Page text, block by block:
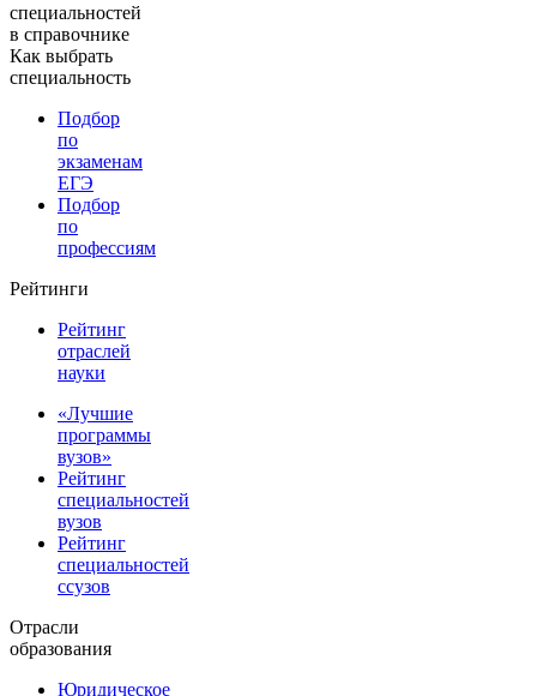
специальностей
в справочнике
Как выбрать
специальность
Подбор
по
экзаменам
ЕГЭ
Подбор
по
профессиям
Рейтинги
Рейтинг
отраслей
науки
«Лучшие
программы
вузов»
Рейтинг
специальностей
вузов
Рейтинг
специальностей
ссузов
Отрасли
образования
Юридическое